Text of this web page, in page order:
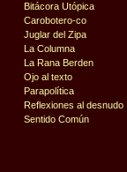
Bitácora Utópica
Carobotero-co
Juglar del Zipa
La Columna
La Rana Berden
Ojo al texto
Parapolítica
Reflexiones al desnudo
Sentido Común